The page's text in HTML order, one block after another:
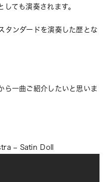
ても演奏されます。
タンダードを演奏した歴とな
ら一曲ご紹介したいと思いま
– Satin Doll